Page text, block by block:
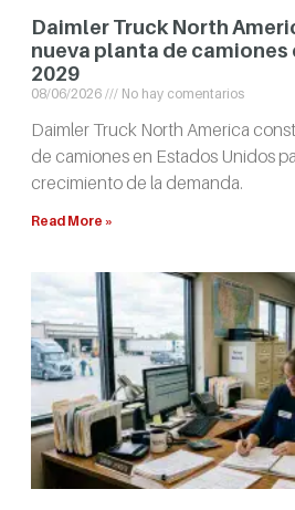
Daimler Truck North
nueva planta de camiones
2029
08/06/2026 No hay comentarios
Daimler Truck North America
de camiones en Estados Unidos
crecimiento de la demanda.
Read More »